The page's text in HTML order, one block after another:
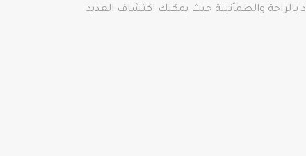
بالراحة والطمأنينة حيث يمكنك اكتشاف العديد